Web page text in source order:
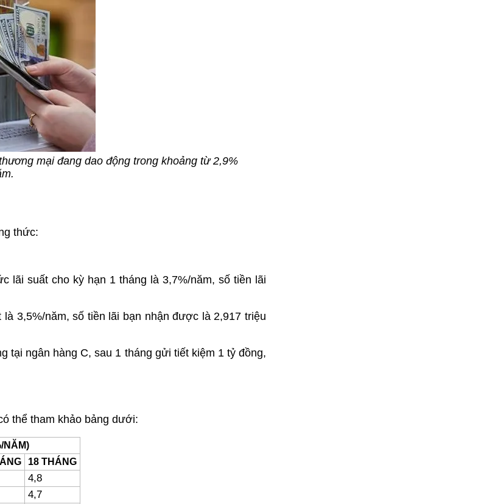
mại đang dao động trong khoảng từ 2,9%
thức:
lãi suất cho kỳ hạn 1 tháng là 3,7%/năm, số tiền lãi
3,5%/năm, số tiền lãi bạn nhận được là 2,917 triệu
tại ngân hàng C, sau 1 tháng gửi tiết kiệm 1 tỷ đồng,
thể tham khảo bảng dưới:
NĂM)
18 THÁNG
4,8
4,7